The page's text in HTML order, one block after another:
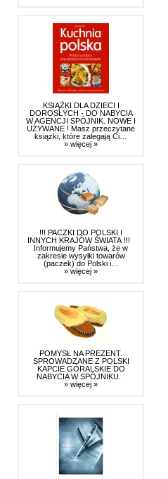
KSIĄŻKI DLA DZIECI I
DOROSŁYCH - DO NABYCIA
W AGENCJI SPÓJNIK. NOWE I
UŻYWANE ! Masz przeczytane
książki, które zalegają Ci…
» więcej »
!!! PACZKI DO POLSKI I
INNYCH KRAJÓW ŚWIATA !!!
Informujemy Państwa, że w
zakresie wysyłki towarów
(paczek) do Polski i…
» więcej »
POMYSŁ NA PREZENT.
SPROWADZANE Z POLSKI
KAPCIE GÓRALSKIE DO
NABYCIA W SPÓJNIKU.
» więcej »